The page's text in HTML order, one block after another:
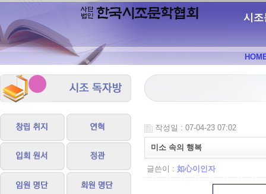
시조
작성일 : 07-04-23 07:02
미소 속의 행복
글쓴이 : 如心이인자